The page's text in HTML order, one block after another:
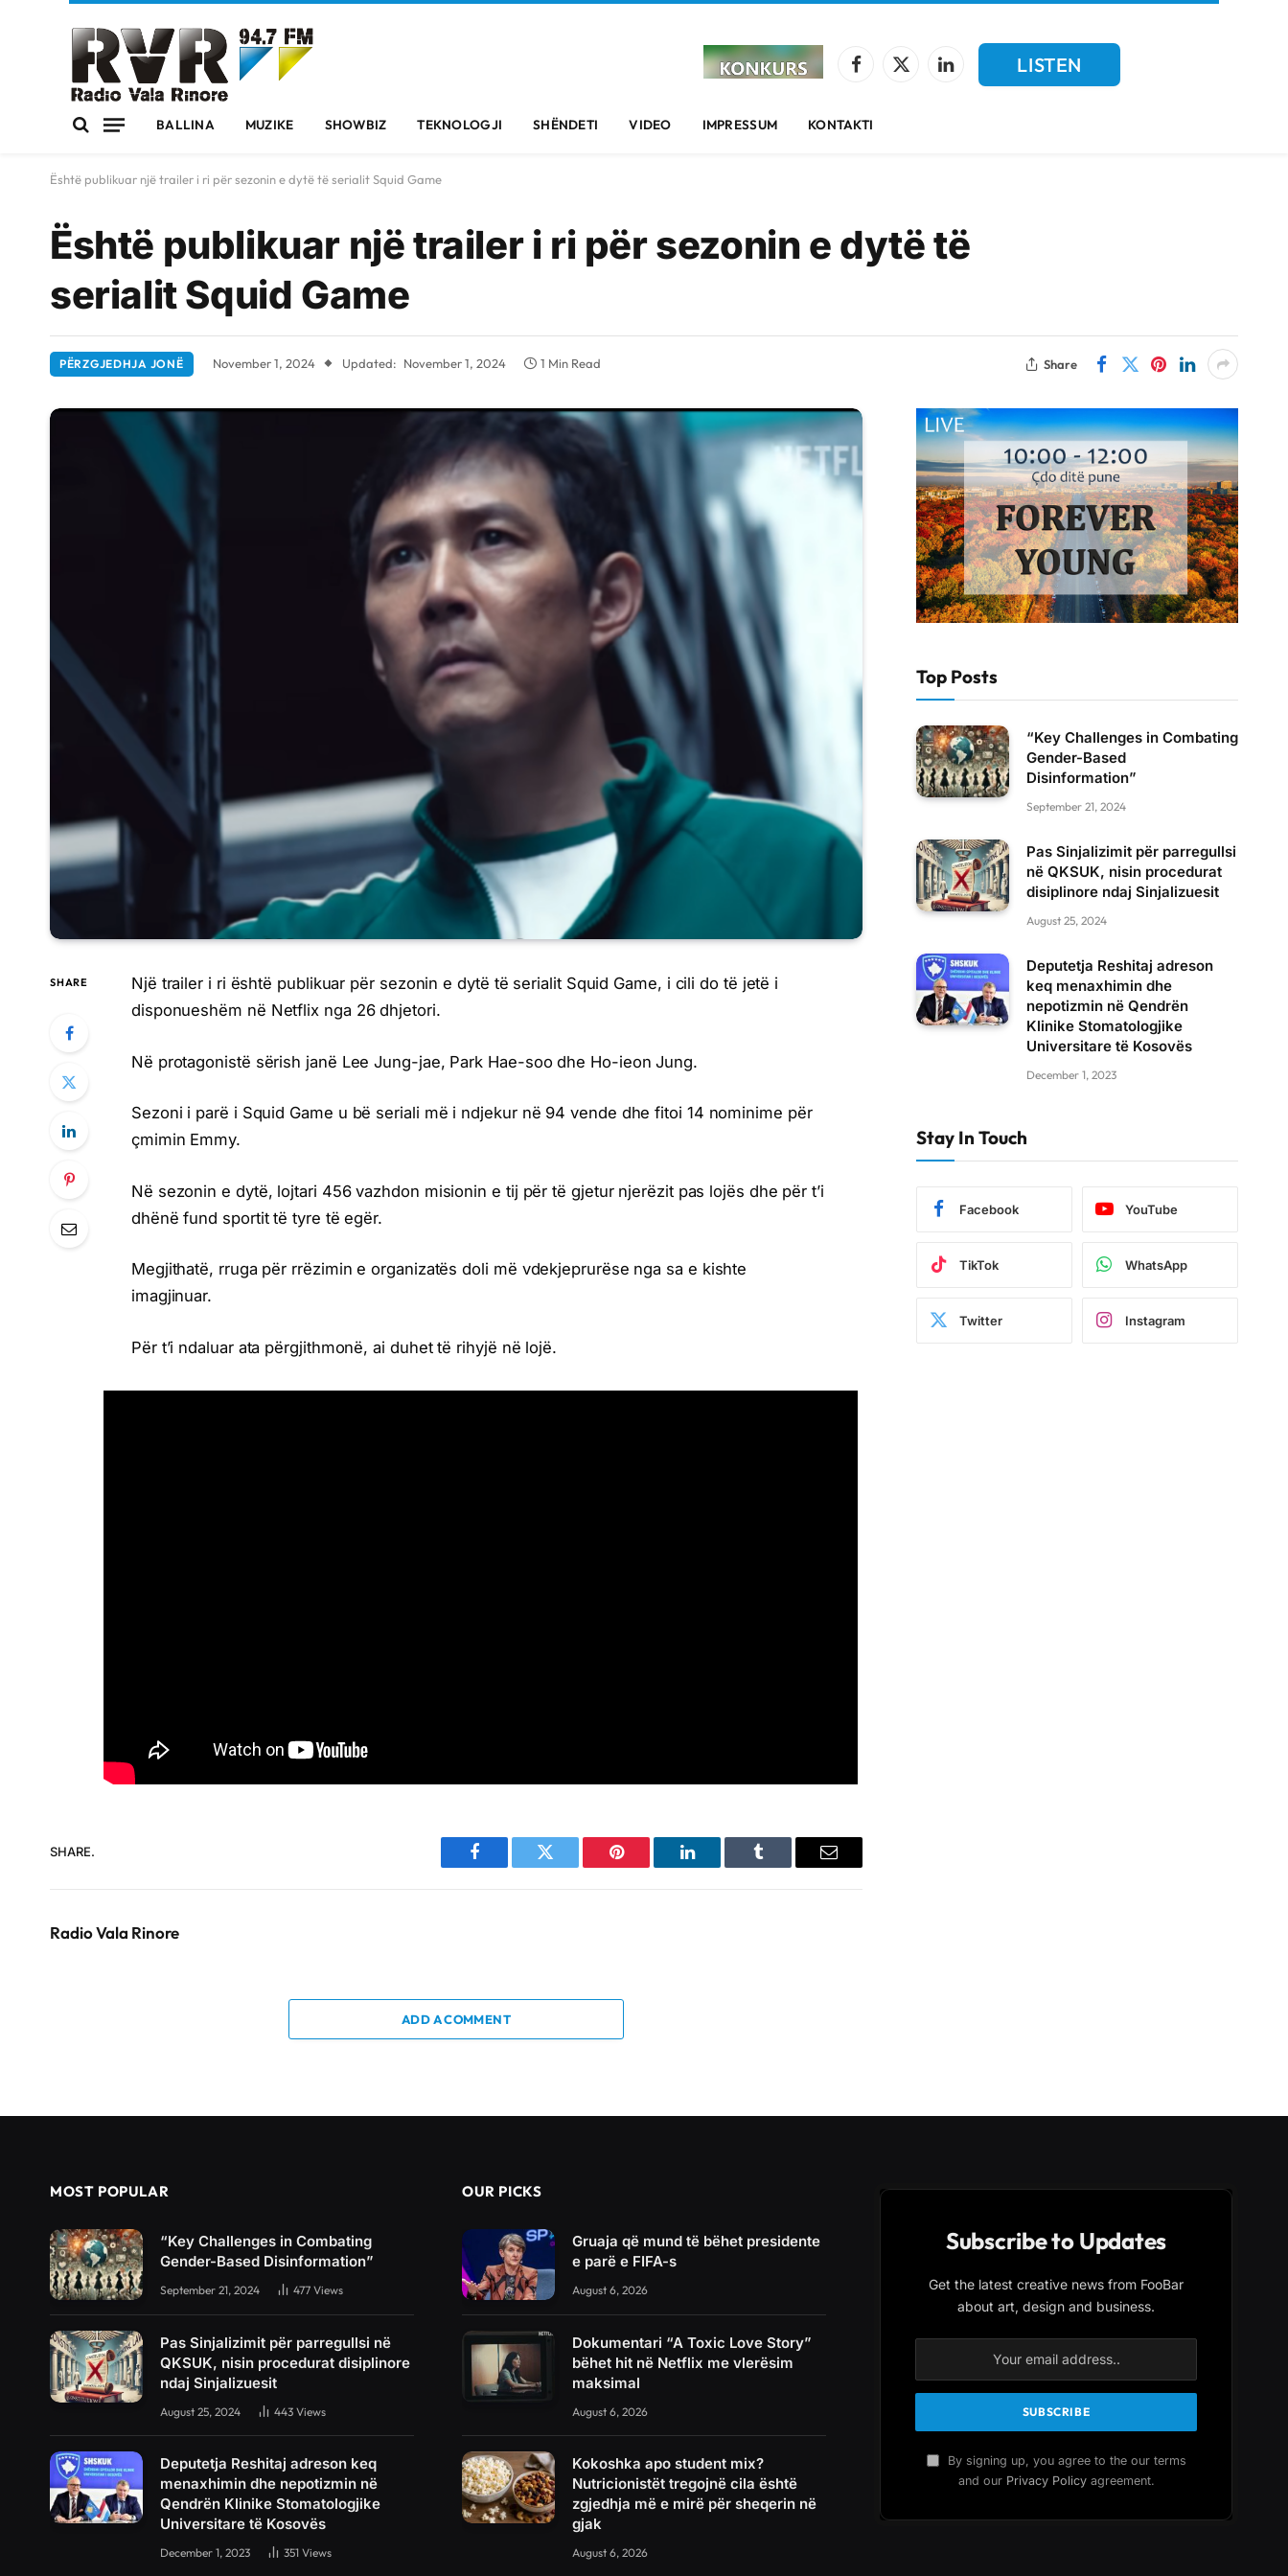
Facebook
X
LinkedIn
LISTEN
BALLINA MUZIKE SHOWBIZ TEKNOLOGJI SHËNDETI VIDEO IMPRESSUM KONTAKTI
Është publikuar një trailer i ri për sezonin e dytë të serialit Squid Game
Është publikuar një trailer i ri për sezonin e dytë të
serialit Squid Game
PËRZGJEDHJA JONË November 1, 2024 Updated: November 1, 2024 1 Min Read Share
SHARE
Një trailer i ri është publikuar për sezonin e dytë të serialit Squid Game, i cili do të jetë i
disponueshëm në Netflix nga 26 dhjetori.
Në protagonistë sërish janë Lee Jung-jae, Park Hae-soo dhe Ho-ieon Jung.
Sezoni i parë i Squid Game u bë seriali më i ndjekur në 94 vende dhe fitoi 14 nominime për
çmimin Emmy.
Në sezonin e dytë, lojtari 456 vazhdon misionin e tij për të gjetur njerëzit pas lojës dhe për t’i
dhënë fund sportit të tyre të egër.
Megjithatë, rruga për rrëzimin e organizatës doli më vdekjeprurëse nga sa e kishte
imagjinuar.
Për t’i ndaluar ata përgjithmonë, ai duhet të rihyjë në lojë.
SHARE.
Facebook Twitter Pinterest LinkedIn Tumblr Email
Radio Vala Rinore
ADD A COMMENT
Top Posts
“Key Challenges in Combating
Gender-Based
Disinformation”
September 21, 2024
Pas Sinjalizimit për parregullsi
në QKSUK, nisin procedurat
disiplinore ndaj Sinjalizuesit
August 25, 2024
Deputetja Reshitaj adreson
keq menaxhimin dhe
nepotizmin në Qendrën
Klinike Stomatologjike
Universitare të Kosovës
December 1, 2023
Stay In Touch
Facebook YouTube
TikTok WhatsApp
Twitter Instagram
MOST POPULAR
“Key Challenges in Combating
Gender-Based Disinformation”
September 21, 2024 477 Views
Pas Sinjalizimit për parregullsi në
QKSUK, nisin procedurat disiplinore
ndaj Sinjalizuesit
August 25, 2024 443 Views
Deputetja Reshitaj adreson keq
menaxhimin dhe nepotizmin në
Qendrën Klinike Stomatologjike
Universitare të Kosovës
December 1, 2023 351 Views
OUR PICKS
Gruaja që mund të bëhet presidente
e parë e FIFA-s
August 6, 2026
Dokumentari “A Toxic Love Story”
bëhet hit në Netflix me vlerësim
maksimal
August 6, 2026
Kokoshka apo student mix?
Nutricionistët tregojnë cila është
zgjedhja më e mirë për sheqerin në
gjak
August 6, 2026
Subscribe to Updates
Get the latest creative news from FooBar
about art, design and business.
By signing up, you agree to the our terms
and our Privacy Policyagreement.